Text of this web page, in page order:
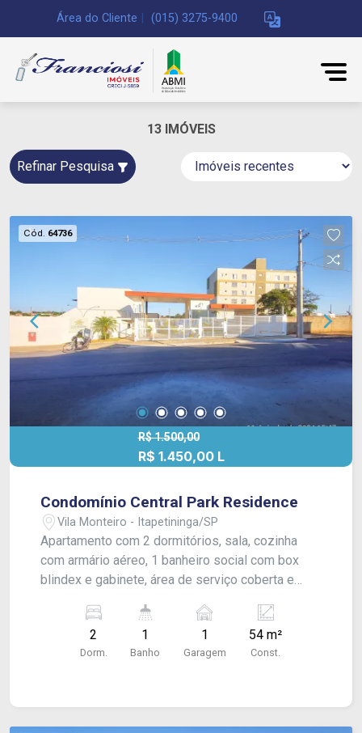
Área do Cliente (015) 3275-9400
13 IMÓVEIS
Refinar Pesquisa
Cód. 64736
R$ 1.500,00
R$ 1.450,00 L
Condomínio Central Park Residence
Vila Monteiro - Itapetininga/SP
Apartamento com 2 dormitórios, sala, cozinha
com armário aéreo, 1 banheiro social com box
blindex e gabinete, área de serviço coberta e
laminado.
2
Dorm.
1
Banho
1
Garagem
54 m²
Const.